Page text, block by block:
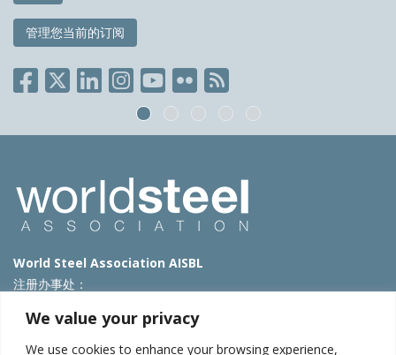
We value your privacy
We use cookies to enhance your browsing experience,
管理您当前的订阅
World Steel Association AISBL
注册办事处：
T: +32 2 702 89 00 – E:steel@worldsteel.org